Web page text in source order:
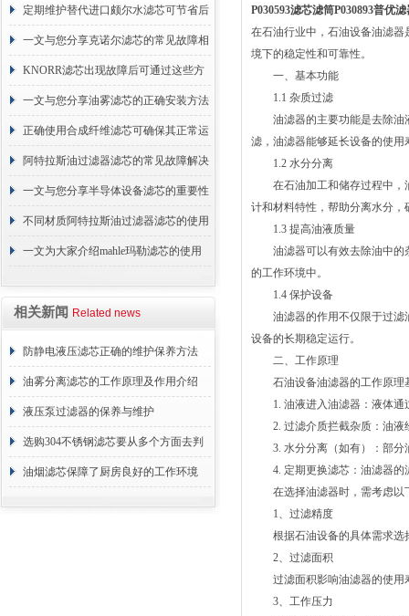
的故障相应解决方法分享
定期维护替代进口颇尔水滤芯可节省后
续更换成本
一文与您分享克诺尔滤芯的常见故障相
应解决方法
KNORR滤芯出现故障后可通过这些方
法解决
一文与您分享油雾滤芯的正确安装方法
正确使用合成纤维滤芯可确保其正常运
行
阿特拉斯油过滤器滤芯的常见故障解决
方法介绍
一文与您分享半导体设备滤芯的重要性
不同材质阿特拉斯油过滤器滤芯的使用
周期区别介绍
一文为大家介绍mahle玛勒滤芯的使用
相关新闻 Related news
防静电液压滤芯正确的维护保养方法
油雾分离滤芯的工作原理及作用介绍
液压泵过滤器的保养与维护
选购304不锈钢滤芯要从多个方面去判
断
油烟滤芯保障了厨房良好的工作环境
P030593滤芯滤筒P030893普优
在石油行业中，石油设备油滤
境下的稳定性和可靠性。
一、基本功能
1.1 杂质过滤
油滤器的主要功能是去除油液
滤，油滤器能够延长设备的使
1.2 水分分离
在石油加工和储存过程中，油
计和材料特性，帮助分离水分，
1.3 提高油液质量
油滤器可以有效去除油中的杂
的工作环境中。
1.4 保护设备
油滤器的作用不仅限于过滤油
设备的长期稳定运行。
二、工作原理
石油设备油滤器的工作原理
1. 油液进入油滤器：液体通
2. 过滤介质拦截杂质：油液
3. 水分分离（如有）：部分
4. 定期更换滤芯：油滤器的
在选择油滤器时，需考虑以
1、过滤精度
根据石油设备的具体需求选
2、过滤面积
过滤面积影响油滤器的使用
3、工作压力